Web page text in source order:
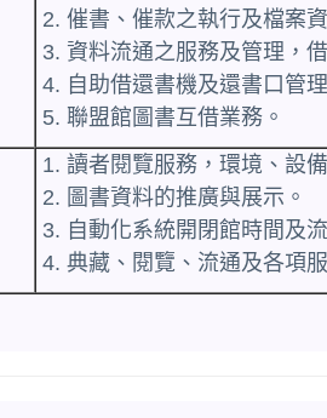
2. 催書、催款之執行及檔案
3. 資料流通之服務及管理，
4. 自助借還書機及還書口管理
5. 聯盟館圖書互借業務。
1. 讀者閱覽服務，環境、設
2. 圖書資料的推廣與展示。
3. 自動化系統開閉館時間及
4. 典藏、閱覽、流通及各項